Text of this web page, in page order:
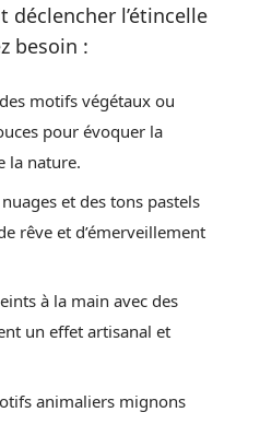
l’étincelle
besoin :
motifs végétaux ou
pour évoquer la
la nature.
et des tons pastels
rêve et d’émerveillement
à la main avec des
un effet artisanal et
animaliers mignons